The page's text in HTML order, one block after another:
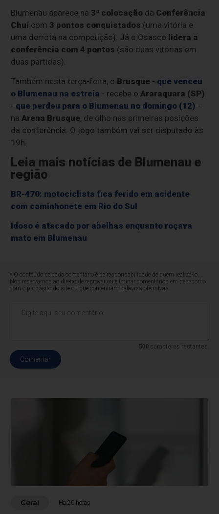
Blumenau aparece na 3ª colocação da Conferência
Chuí com 3 pontos conquistados (uma vitória e
uma derrota na competição). Já o Osasco lidera a
conferência com 4 pontos (são duas vitórias em
duas partidas).
Também nesta terça-feira, o Brusque - que venceu
o Blumenau na estreia - recebe oAraraquara (SP)
- que perdeu para o Blumenau no domingo (12) -
naArena Brusque, de olho nas primeiras posições
da conferência. O jogo também vai ser disputado às
19h.
Leia mais notícias de Blumenau e
região
BR-470: motociclista fica ferido em acidente
com caminhonete em Rio do Sul
Idoso é atacado por abelhas enquanto roçava
mato em Blumenau
* O conteúdo de cada comentário é de responsabilidade de quem realizá-lo.
Nos reservamos ao direito de reprovar ou eliminar comentários em desacordo
com o propósito do site ou que contenham palavras ofensivas.
500caracteres restantes.
Comentar
Geral Há 20 horas